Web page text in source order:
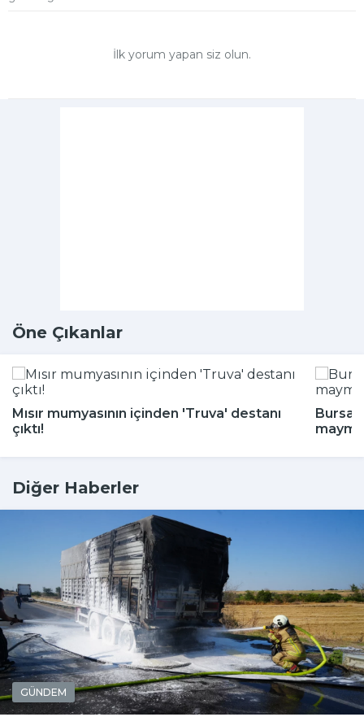
İlk yorum yapan siz olun.
Öne Çıkanlar
Mısır mumyasının içinden 'Truva' destanı
çıktı!
Diğer Haberler
GÜNDEM